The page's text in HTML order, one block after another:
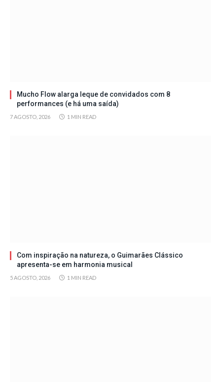
Mucho Flow alarga leque de convidados com 8
performances (e há uma saída)
7 AGOSTO, 2026 1 MIN READ
Com inspiração na natureza, o Guimarães Clássico
apresenta-se em harmonia musical
5 AGOSTO, 2026 1 MIN READ